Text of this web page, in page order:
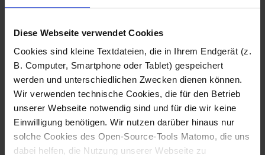
Diese Webseite verwendet Cookies
Cookies sind kleine Textdateien, die in Ihrem Endgerät (z.
B. Computer, Smartphone oder Tablet) gespeichert
werden und unterschiedlichen Zwecken dienen können.
Wir verwenden technische Cookies, die für den Betrieb
unserer Webseite notwendig sind und für die wir keine
Einwilligung benötigen. Wir nutzen darüber hinaus nur
solche Cookies des Open-Source-Tools Matomo, die uns
dabei helfen, die Nutzung unserer Webseite zu
Fotografo: Lorenz
Sternbach
Download
Fotografo: Lorenz
Sternbach
Download